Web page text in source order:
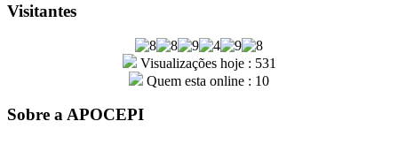
Visitantes
Visualizações hoje : 531
Quem esta online : 10
Sobre a APOCEPI